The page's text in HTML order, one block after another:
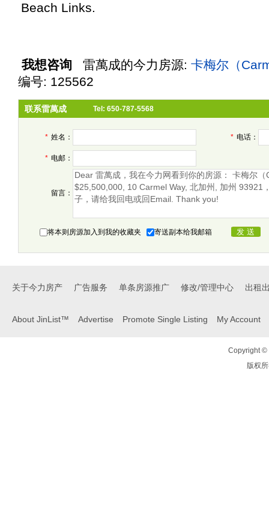
Beach Links.
我想咨询 雷萬成的今力房源: 卡梅尔（
编号: 125562
联系雷萬成 Tel: 650-787-5568
* 姓名： * 电话：
* 电邮：
留言：
将本则房源加入到我的收藏夹 寄送副本给我邮箱
关于今力房产 广告服务 单条房源推广 修改/管理中心 出租
About JinList™ Advertise Promote Single Listing My Account
Copyright ©
版权